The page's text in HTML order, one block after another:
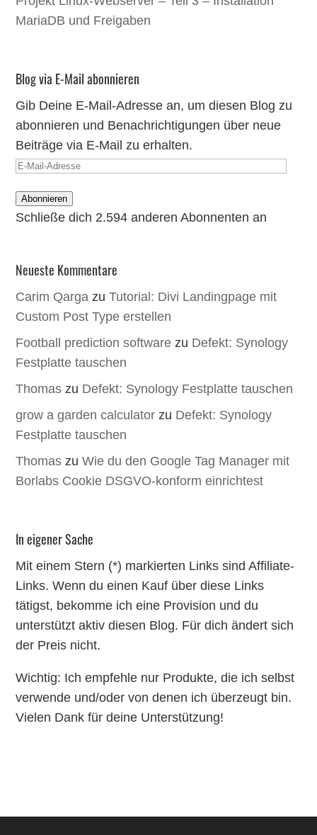
MariaDB und Freigaben
Blog via E-Mail abonnieren
Gib Deine E-Mail-Adresse an, um diesen Blog zu
abonnieren und Benachrichtigungen über neue
Beiträge via E-Mail zu erhalten.
E-
Adresse
Abonnieren
Schließe dich 2.594 anderen Abonnenten an
Neueste Kommentare
Carim Qarga zuTutorial: Divi Landingpage mit
Custom Post Type erstellen
Football prediction software zu Defekt: Synology
Festplatte tauschen
Thomas zu Defekt: Synology Festplatte tauschen
grow a garden calculator zu Defekt: Synology
Festplatte tauschen
Thomas zuWie du den Google Tag Manager mit
Borlabs Cookie DSGVO-konform einrichtest
In eigener Sache
Mit einem Stern (*) markierten Links sind Affiliate-
Links. Wenn du einen Kauf über diese Links
tätigst, bekomme ich eine Provision und du
unterstützt aktiv diesen Blog. Für dich ändert sich
der Preis nicht.
Wichtig: Ich empfehle nur Produkte, die ich selbst
verwende und/oder von denen ich überzeugt bin.
Vielen Dank für deine Unterstützung!